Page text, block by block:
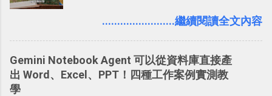
稱。 在規劃路線之外，自訂地圖還能補
時帶來好心情，二方面事後就是最好的
旅遊回憶之一。 自訂地圖還能跟朋友共
要製作家庭相框 用照片來當小禮物 把照
片？而且最好能不花時間、立即拿到、
價格也不貴呢？ 如果家裡沒有印表機
........................繼續閱讀全文內容
Gemini Notebook Agent 可以從資料庫直接產
出 Word、Excel、PPT！四種工作案例實測教
學